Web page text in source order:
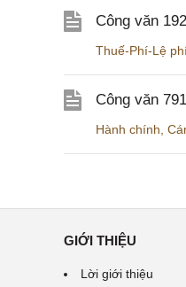
Công văn
Thuế-Phí-Lệ
Công văn
Hành chính
GIỚI THIỆU
Lời giới thiệu